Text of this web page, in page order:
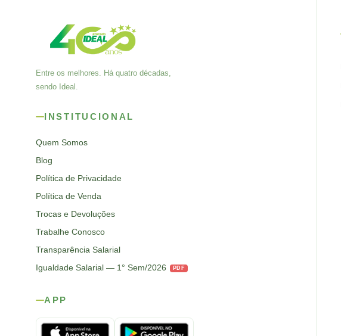
Entre os melhores. Há quatro décadas,
sendo Ideal.
INSTITUCIONAL
Quem Somos
Blog
Política de Privacidade
Política de Venda
Trocas e Devoluções
Trabalhe Conosco
Transparência Salarial
Igualdade Salarial — 1° Sem/2026
PDF
APP